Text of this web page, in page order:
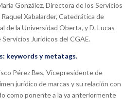
González, Directora de los Servicios
Xabalarder, Catedrática de
de la Universidad Oberta, y D. Lucas
Jurídicos del CGAE.
keywords y metatags.
Pérez Bes, Vicepresidente de
jurídico de marcas y su relación con
como ponente a la ya anteriormente